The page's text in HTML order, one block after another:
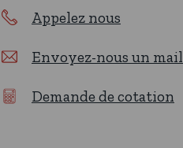
Appelez nous
Envoyez-nous un mail
Demande de cotation